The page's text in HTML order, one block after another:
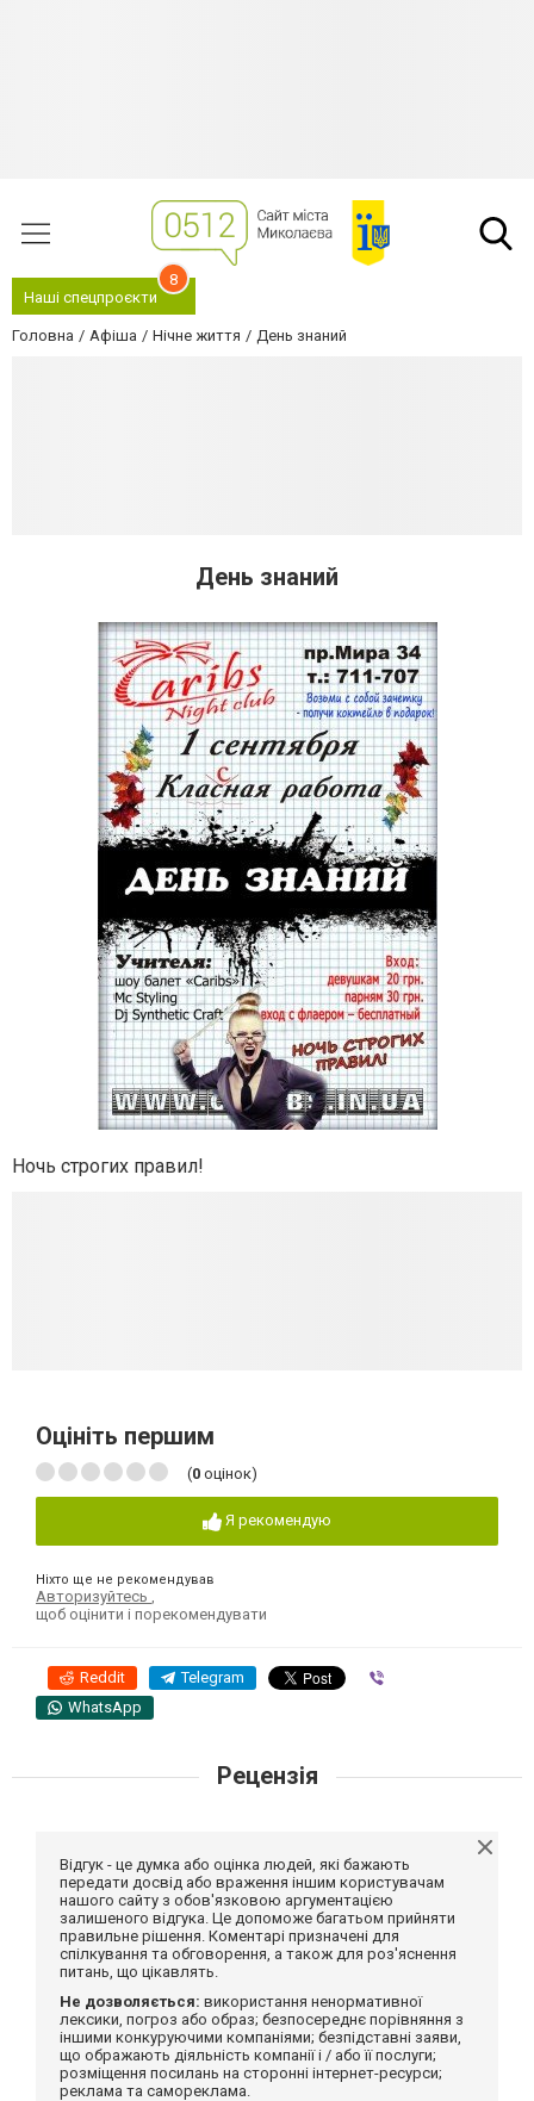
Наші спецпроєкти
8
Головна Афіша Нічне життя День знаний
День знаний
Ночь строгих правил!
Оцініть першим
(0 оцінок)
Я рекомендую
Ніхто ще не рекомендував
Авторизуйтесь
щоб оцінити і порекомендувати
Reddit Telegram
WhatsApp
Рецензія
Відгук - це думка або оцінка людей, які бажають
передати досвід або враження іншим користувачам
нашого сайту з обов'язковою аргументацією
залишеного відгука. Це допоможе багатьом прийняти
правильне рішення. Коментарі призначені для
спілкування та обговорення, а також для роз'яснення
питань, що цікавлять.
Не дозволяється: використання ненормативної
лексики, погроз або образ; безпосереднє порівняння з
іншими конкуруючими компаніями; безпідставні заяви,
що ображають діяльність компанії і / або її послуги;
розміщення посилань на сторонні інтернет-ресурси;
реклама та самореклама.